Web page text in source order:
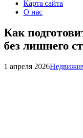
Карта сайта
О нас
Как
без лишнего
1 апреля 2026